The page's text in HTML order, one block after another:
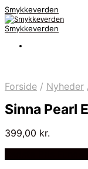
Smykkeverden
Smykkeverden
Forside / Nyheder
Sinna Pearl
399,00 kr.